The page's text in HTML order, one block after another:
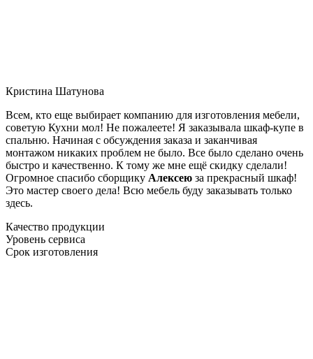
Кристина Шатунова
Всем, кто еще выбирает компанию для изготовления мебели,
советую Кухни мол! Не пожалеете! Я заказывала шкаф-купе в
спальню. Начиная с обсуждения заказа и заканчивая
монтажом никаких проблем не было. Все было сделано очень
быстро и качественно. К тому же мне ещё скидку сделали!
Огромное спасибо сборщику Алексею за прекрасный шкаф!
Это мастер своего дела! Всю мебель буду заказывать только
здесь.
Качество продукции
Уровень сервиса
Срок изготовления